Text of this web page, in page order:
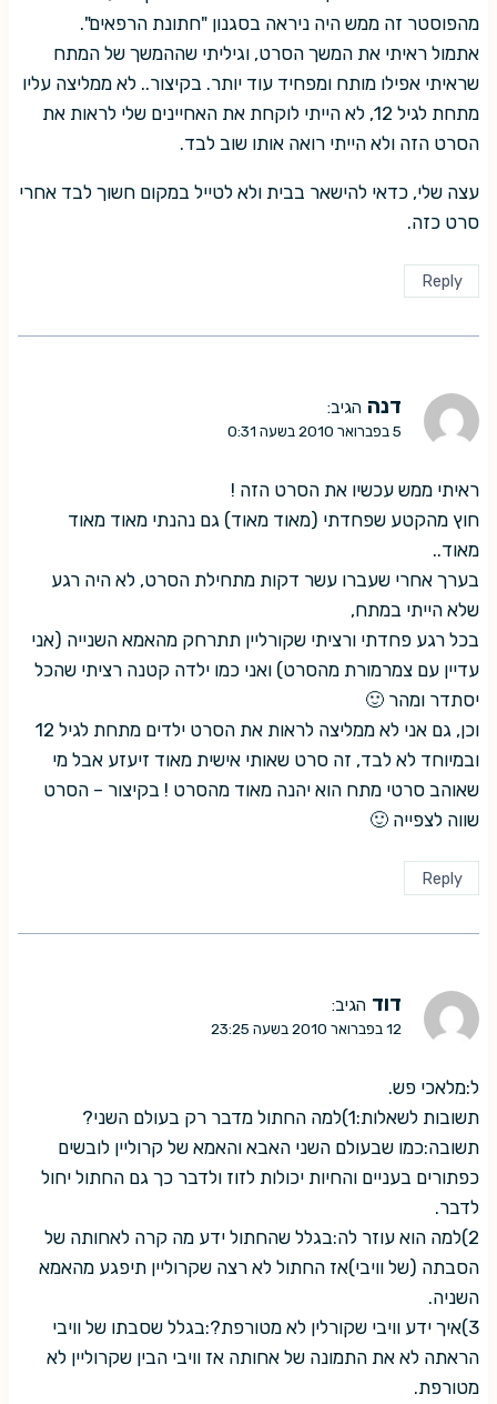
מהפוסטר זה ממש היה ניראה בסגנון "חתונת הרפאים".
אתמול ראיתי את המשך הסרט, וגיליתי שההמשך של המתח
שראיתי אפילו מותח ומפחיד עוד יותר. בקיצור.. לא ממליצה עליו
מתחת לגיל 12, לא הייתי לוקחת את האחיינים שלי לראות את
הסרט הזה ולא הייתי רואה אותו שוב לבד.
עצה שלי, כדאי להישאר בבית ולא לטייל במקום חשוך לבד אחרי
סרט כזה.
Reply
דנה הגיב:
5 בפברואר 2010 בשעה 0:31
ראיתי ממש עכשיו את הסרט הזה !
חוץ מהקטע שפחדתי (מאוד מאוד) גם נהנתי מאוד מאוד
מאוד..
בערך אחרי שעברו עשר דקות מתחילת הסרט, לא היה רגע
שלא הייתי במתח,
בכל רגע פחדתי ורציתי שקורליין תתרחק מהאמא השנייה (אני
עדיין עם צמרמורת מהסרט) ואני כמו ילדה קטנה רציתי שהכל
יסתדר ומהר 🙂
וכן, גם אני לא ממליצה לראות את הסרט ילדים מתחת לגיל 12
ובמיוחד לא לבד, זה סרט שאותי אישית מאוד זיעזע אבל מי
שאוהב סרטי מתח הוא יהנה מאוד מהסרט ! בקיצור – הסרט
שווה לצפייה 🙂
Reply
דוד הגיב:
12 בפברואר 2010 בשעה 23:25
ל:מלאכי פש.
תשובות לשאלות:1)למה החתול מדבר רק בעולם השני?
תשובה:כמו שבעולם השני האבא והאמא של קרוליין לובשים
כפתורים בעניים והחיות יכולות לזוז ולדבר כך גם החתול יחול
לדבר.
2)למה הוא עוזר לה:בגלל שהחתול ידע מה קרה לאחותה של
הסבתה (של וויבי)אז החתול לא רצה שקרוליין תיפגע מהאמא
השניה.
3)איך ידע וויבי שקורלין לא מטורפת?:בגלל שסבתו של וויבי
הראתה לא את התמונה של אחותה אז וויבי הבין שקרוליין לא
מטורפת.